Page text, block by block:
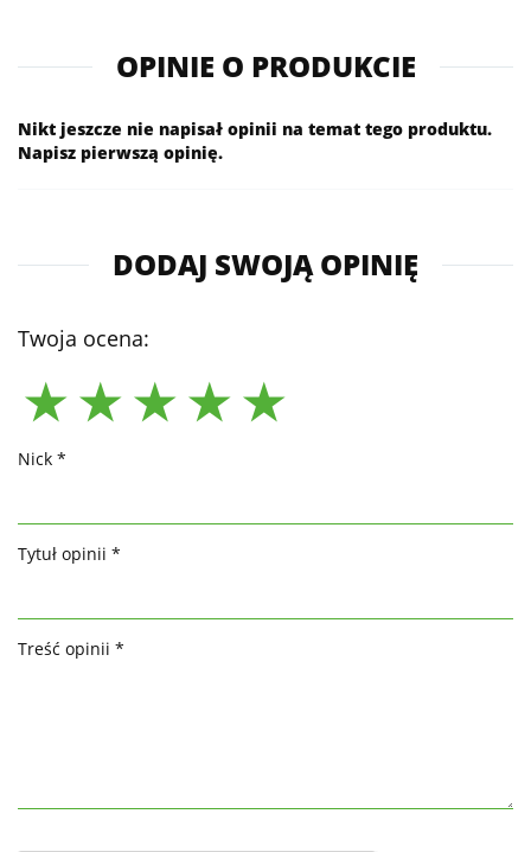
OPINIE O PRODUKCIE
Nikt jeszcze nie napisał opinii na temat tego produktu.
Napisz pierwszą opinię.
DODAJ SWOJĄ OPINIĘ
Twoja ocena:
Nick *
Tytuł opinii *
Treść opinii *